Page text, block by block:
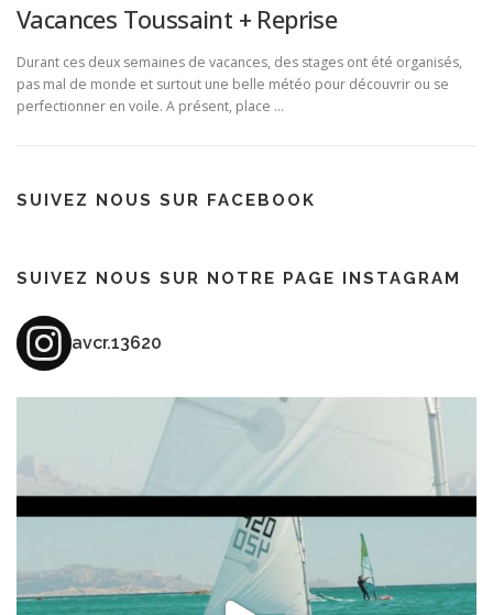
REVUES DE PRESSE
Vacances Toussaint + Reprise
Durant ces deux semaines de vacances, des stages ont été organisés,
pas mal de monde et surtout une belle météo pour découvrir ou se
perfectionner en voile. A présent, place …
SUIVEZ NOUS SUR FACEBOOK
SUIVEZ NOUS SUR NOTRE PAGE INSTAGRAM
avcr.13620